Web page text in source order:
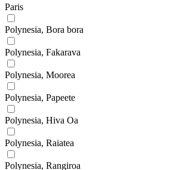
Paris
Polynesia, Bora bora
Polynesia, Fakarava
Polynesia, Moorea
Polynesia, Papeete
Polynesia, Hiva Oa
Polynesia, Raiatea
Polynesia, Rangiroa